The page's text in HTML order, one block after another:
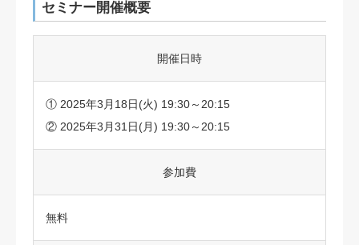
セミナー開催概要
開催日時
① 2025年3月18日(火) 19:30～20:15
② 2025年3月31日(月) 19:30～20:15
参加費
無料